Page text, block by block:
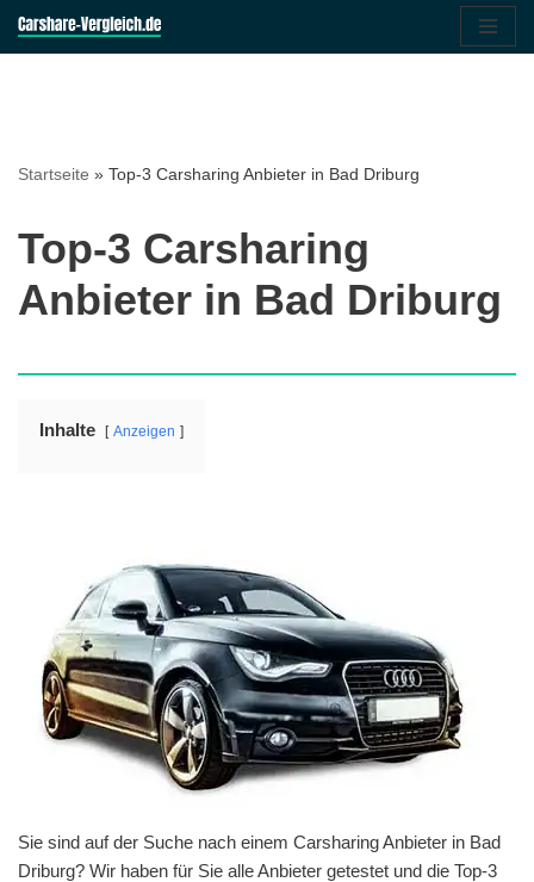
Startseite » Top-3 Carsharing Anbieter in Bad Driburg
Top-3 Carsharing
Anbieter in Bad Driburg
Inhalte Anzeigen
Sie sind auf der Suche nach einem Carsharing Anbieter in Bad
Driburg? Wir haben für Sie alle Anbieter getestet und die Top-3